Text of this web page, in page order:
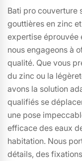
Bati pro couverture
gouttières en zinc
expertise éprouvée
nous engageons à
qualité. Que vous
du zinc ou la
avons la solution
qualifiés se
une pose
efficace des eaux
habitation. Nous
détails, des